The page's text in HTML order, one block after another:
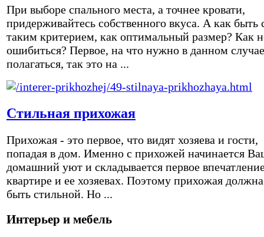
При выборе спального места, а точнее кровати,
придерживайтесь собственного вкуса. А как быть
таким критерием, как оптимальный размер? Как
ошибиться? Первое, на что нужно в данном случае
полагаться, так это на ...
Стильная прихожая
Прихожая - это первое, что видят хозяева и гости,
попадая в дом. Именно с прихожей начинается
домашний уют и складывается первое
квартире и ее хозяевах. Поэтому прихожая должна
быть стильной. Но ...
Интерьер и мебель